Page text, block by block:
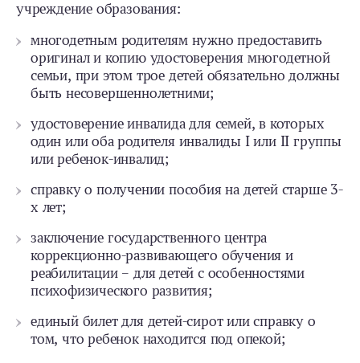
учреждение образования:
многодетным родителям нужно предоставить
оригинал и копию удостоверения многодетной
семьи, при этом трое детей обязательно должны
быть несовершеннолетними;
удостоверение инвалида для семей, в которых
один или оба родителя инвалиды I или II группы
или ребенок-инвалид;
справку о получении пособия на детей старше 3-
х лет;
заключение государственного центра
коррекционно-развивающего обучения и
реабилитации – для детей с особенностями
психофизического развития;
единый билет для детей-сирот или справку о
том, что ребенок находится под опекой;